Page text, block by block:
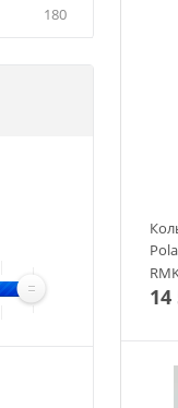
180
14